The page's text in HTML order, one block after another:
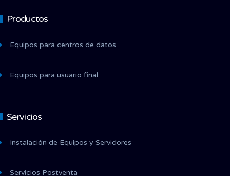
Productos
Equipos para centros de datos
Equipos para usuario final
Servicios
Instalación de Equipos y Servidores
Servicios Postventa